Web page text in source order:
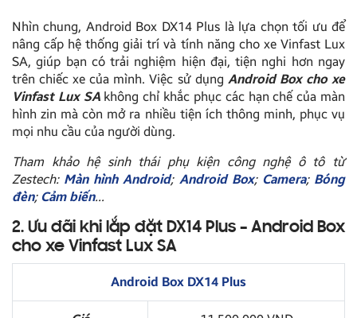
Nhìn chung, Android Box DX14 Plus là lựa chọn tối ưu để
nâng cấp hệ thống giải trí và tính năng cho xe Vinfast Lux
SA, giúp bạn có trải nghiệm hiện đại, tiện nghi hơn ngay
trên chiếc xe của mình. Việc sử dụng Android Box cho xe
Vinfast Lux SAkhông chỉ khắc phục các hạn chế của màn
hình zin mà còn mở ra nhiều tiện ích thông minh, phục vụ
mọi nhu cầu của người dùng.
Tham khảo hệ sinh thái phụ kiện công nghệ ô tô từ
Zestech: Màn hình Android; Android Box; Camera; Bóng
đèn; Cảm biến…
2. Ưu đãi khi lắp đặt DX14 Plus – Android Box
cho xe Vinfast Lux SA
Android Box DX14 Plus